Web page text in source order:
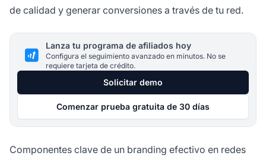
de calidad y generar conversiones a través de tu red.
Lanza tu programa de afiliados hoy
Configura el seguimiento avanzado en minutos. No se
requiere tarjeta de crédito.
Solicitar demo
Comenzar prueba gratuita de 30 días
Componentes clave de un branding efectivo en redes